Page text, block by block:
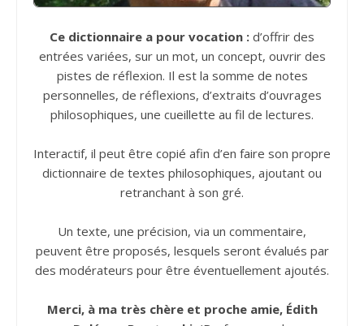
Ce dictionnaire a pour vocation : d’offrir des
entrées variées, sur un mot, un concept, ouvrir des
pistes de réflexion. Il est la somme de notes
personnelles, de réflexions, d’extraits d’ouvrages
philosophiques, une cueillette au fil de lectures.
Interactif, il peut être copié afin d’en faire son propre
dictionnaire de textes philosophiques, ajoutant ou
retranchant à son gré.
Un texte, une précision, via un commentaire,
peuvent être proposés, lesquels seront évalués par
des modérateurs pour être éventuellement ajoutés.
Merci, à ma très chère et proche amie, Édith